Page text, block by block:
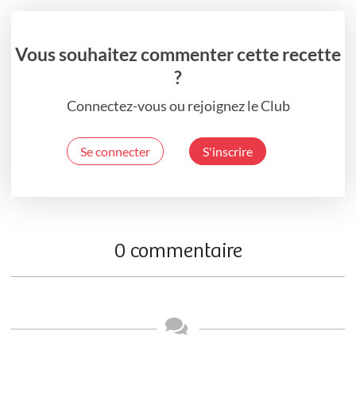
Vous souhaitez commenter cette recette
?
Connectez-vous ou rejoignez le Club
Se connecter S'inscrire
0 commentaire